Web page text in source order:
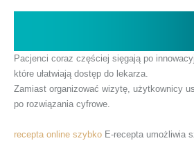
Pacjenci coraz częściej sięgają po
które ułatwiają dostęp do lekarza.
Zamiast organizować wizytę, użytkownicy
po rozwiązania cyfrowe.
recepta online szybko E-recepta umożliwia